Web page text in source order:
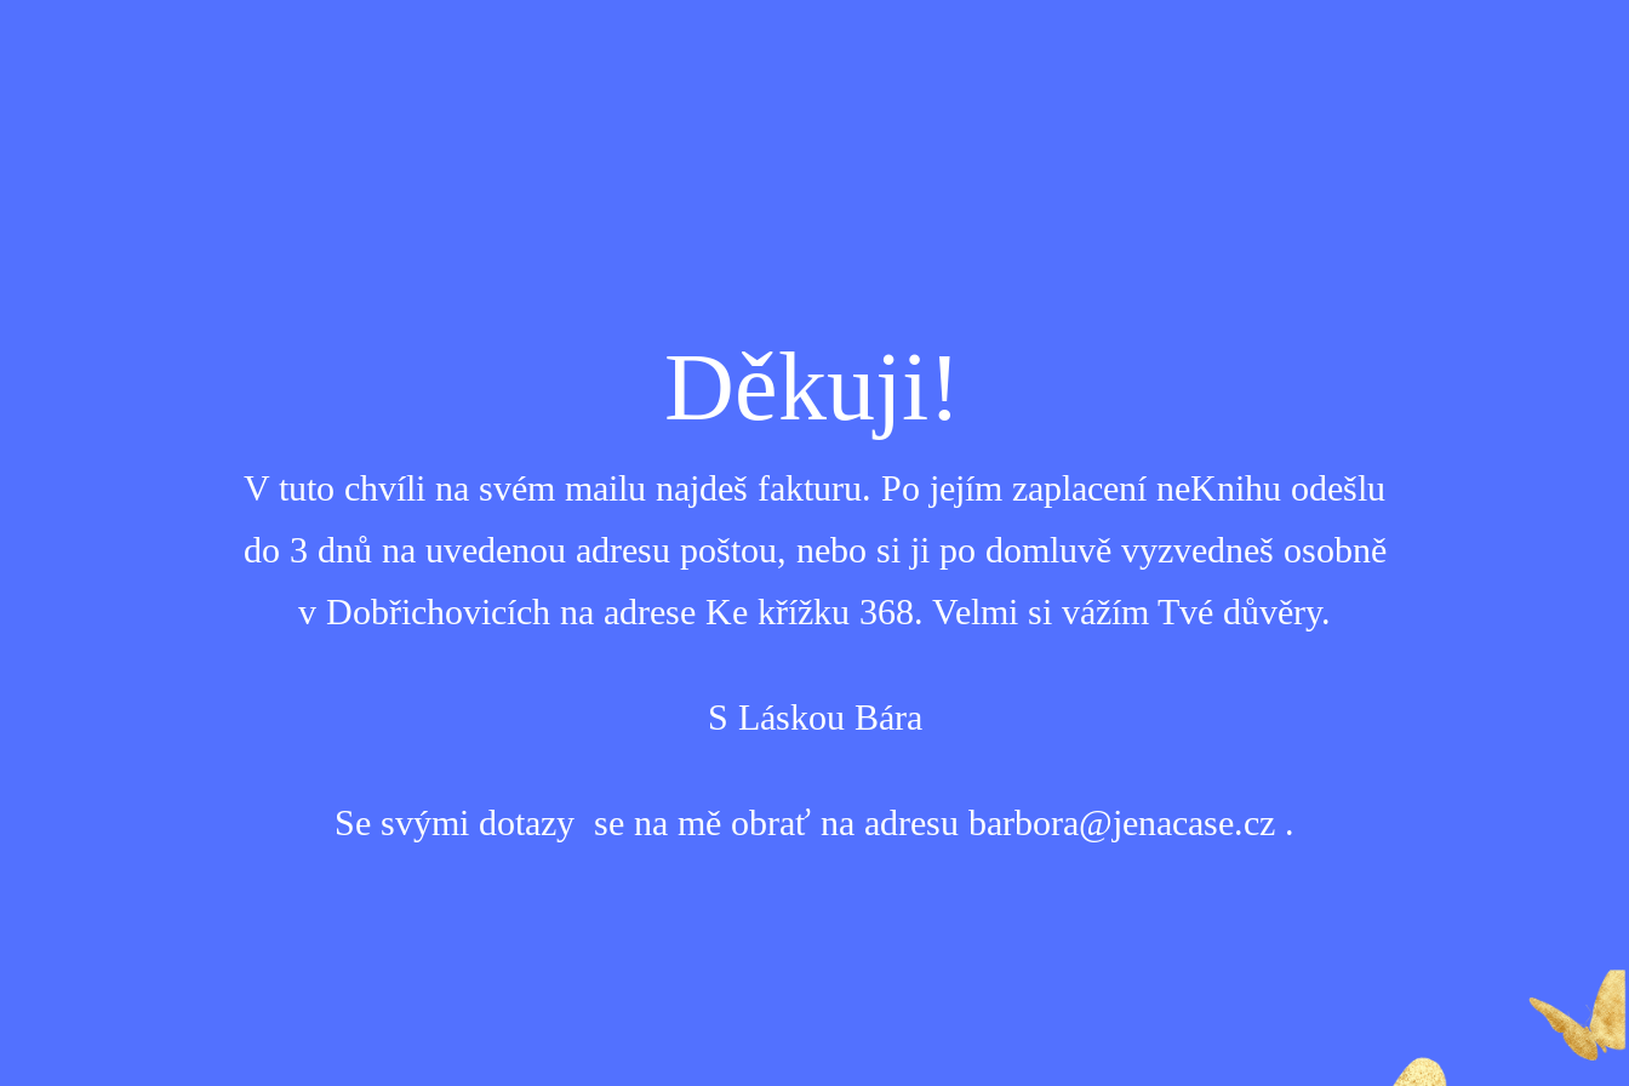
Děkuji!
V tuto chvíli na svém mailu najdeš fakturu. Po jejím zaplacení neKnihu odešlu
do 3 dnů na uvedenou adresu poštou, nebo si ji po domluvě vyzvedneš osobně
v Dobřichovicích na adrese Ke křížku 368. Velmi si vážím Tvé důvěry.
S Láskou Bára
Se svými dotazy se na mě obrať na adresu barbora@jenacase.cz .